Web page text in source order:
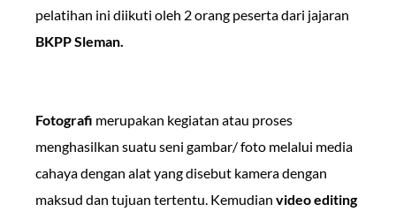
pelatihan ini diikuti oleh 2 orang peserta dari jajaran
BKPP Sleman.
Fotografi merupakan kegiatan atau proses
menghasilkan suatu seni gambar/ foto melalui media
cahaya dengan alat yang disebut kamera dengan
maksud dan tujuan tertentu. Kemudian video editing